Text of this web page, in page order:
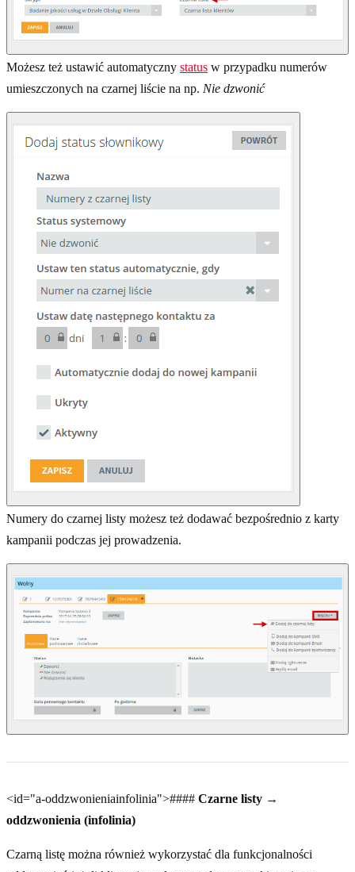
Możesz też ustawić automatyczny status w przypadku numerów
umieszczonych na czarnej liście na np. Nie dzwonić
Numery do czarnej listy możesz też dodawać bezpośrednio z karty
kampanii podczas jej prowadzenia.
<id="a-oddzwonieniainfolinia">#### Czarne listy →
oddzwonienia (infolinia)
Czarną listę można również wykorzystać dla funkcjonalności